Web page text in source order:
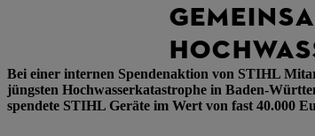
Bei einer internen Spendenaktion von STIHL
jüngsten Hochwasserkatastrophe in Baden-
spendete STIHL Geräte im Wert von fast 40.000